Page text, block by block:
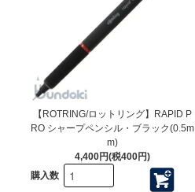
【ROTRING/ロットリング】RAPID P
RO シャープペンシル・ブラック(0.5m
m)
4,400円(税400円)
購入数